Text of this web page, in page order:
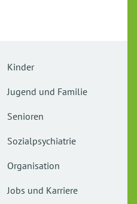
Kinder
Jugend und Familie
Senioren
Sozialpsychiatrie
Organisation
Jobs und Karriere